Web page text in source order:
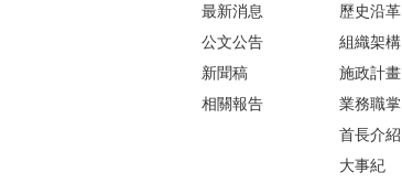
最新消息
公文公告
新聞稿
相關報告
歷史沿革
組織架構
施政計畫
業務職掌
首長介紹
大事紀